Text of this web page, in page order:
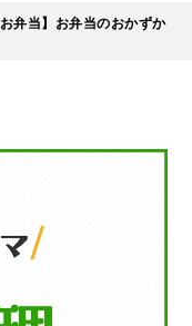
弁当】お弁当のおかずか